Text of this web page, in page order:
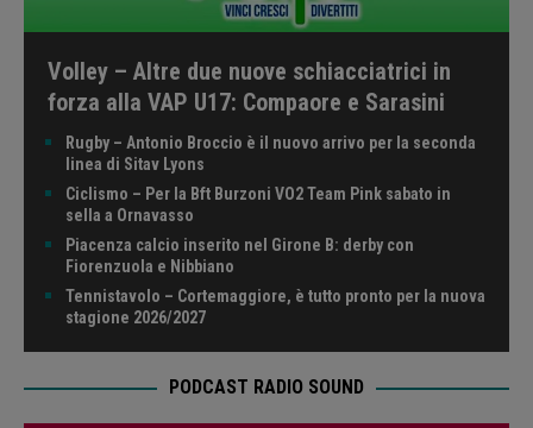
Volley – Altre due nuove schiacciatrici in
forza alla VAP U17: Compaore e Sarasini
Rugby – Antonio Broccio è il nuovo arrivo per la seconda
linea di Sitav Lyons
Ciclismo – Per la Bft Burzoni VO2 Team Pink sabato in
sella a Ornavasso
Piacenza calcio inserito nel Girone B: derby con
Fiorenzuola e Nibbiano
Tennistavolo – Cortemaggiore, è tutto pronto per la nuova
stagione 2026/2027
PODCAST RADIO SOUND